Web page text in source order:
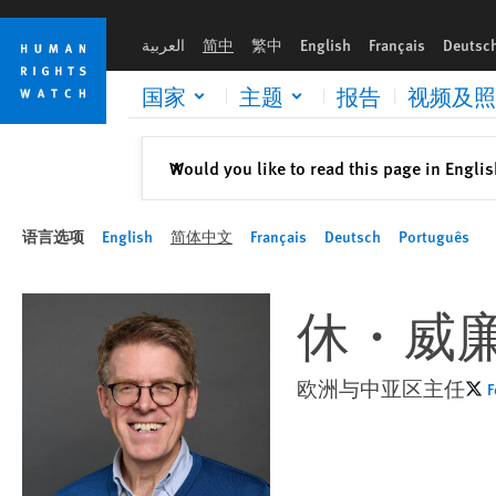
Skip
cookie
privacy
notice
Skip
main
content
العربية 简中 繁中 English Français
国家 主题 报告 视频及
Would you like to read this page in
✕关闭
语言选项 English 简体中文 Français Deutsch Português
休・威
欧洲与中亚区主任